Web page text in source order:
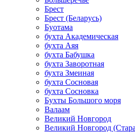
Брест
Брест (Беларусь)
Буотама
бухта Академическая
бухта Аяя
бухта Бабушка
бухта Заворотная
бухта Змеиная
бухта Сосновая
бухта Сосновка
Бухты Большого моря
Валаам
Великий Новгород
Великий Новгород